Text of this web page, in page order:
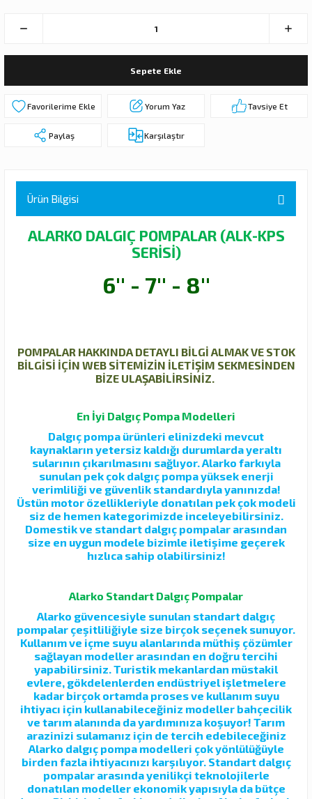
POMPA (MOTOR+POMPA)
Sepete Ekle
Yorum Yaz Tavsiye Et
Paylaş Karşılaştır
Ürün Bilgisi
ALARKO DALGIÇ POMPALAR (ALK-KPS
SERİSİ)
6'' - 7'' - 8''
POMPALAR HAKKINDA DETAYLI BİLGİ ALMAK VE STOK
BİLGİSİ İÇİN WEB SİTEMİZİN İLETİŞİM SEKMESİNDEN
BİZE ULAŞABİLİRSİNİZ.
En İyi Dalgıç Pompa Modelleri
Dalgıç pompa ürünleri elinizdeki mevcut
kaynakların yetersiz kaldığı durumlarda yeraltı
sularının çıkarılmasını sağlıyor. Alarko farkıyla
sunulan pek çok dalgıç pompa yüksek enerji
verimliliği ve güvenlik standardıyla yanınızda!
Üstün motor özellikleriyle donatılan pek çok modeli
siz de hemen kategorimizde inceleyebilirsiniz.
Domestik ve standart dalgıç pompalar arasından
size en uygun modele bizimle iletişime geçerek
hızlıca sahip olabilirsiniz!
Alarko Standart Dalgıç Pompalar
Alarko güvencesiyle sunulan standart dalgıç
pompalar çeşitliliğiyle size birçok seçenek sunuyor.
Kullanım ve içme suyu alanlarında müthiş çözümler
sağlayan modeller arasından en doğru tercihi
yapabilirsiniz. Turistik mekanlardan müstakil
evlere, gökdelenlerden endüstriyel işletmelere
kadar birçok ortamda proses ve kullanım suyu
ihtiyacı için kullanabileceğiniz modeller bahçecilik
ve tarım alanında da yardımınıza koşuyor! Tarım
arazinizi sulamanız için de tercih edebileceğiniz
Alarko dalgıç pompa modelleri çok yönlülüğüyle
birden fazla ihtiyacınızı karşılıyor. Standart dalgıç
pompalar arasında yenilikçi teknolojilerle
donatılan modeller ekonomik yapısıyla da bütçe